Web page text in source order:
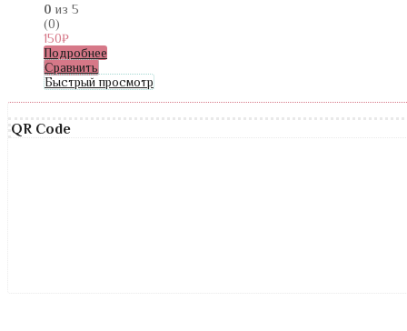
0 из 5
(0)
150₽
Подробнее
Сравнить
Быстрый просмотр
QR Code